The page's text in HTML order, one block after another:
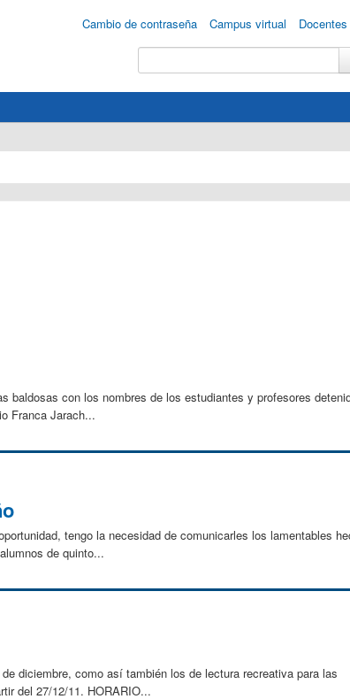
Cambio de contraseña Campus virtual Docentes
baldosas con los nombres de los estudiantes y profesores
Franca Jarach...
tengo la necesidad de comunicarles los lamentables
de quinto...
diciembre, como así también los de lectura recreativa para las
del 27/12/11. HORARIO...